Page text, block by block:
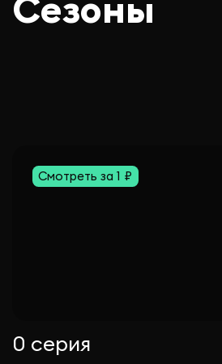
Смотреть за 1 ₽
0 серия